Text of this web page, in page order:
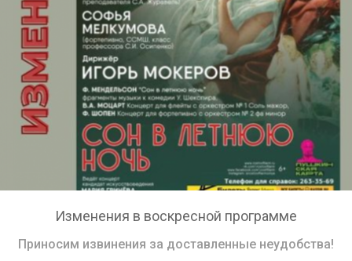
Изменения в воскресной программе
Приносим извинения за доставленные неудобства!